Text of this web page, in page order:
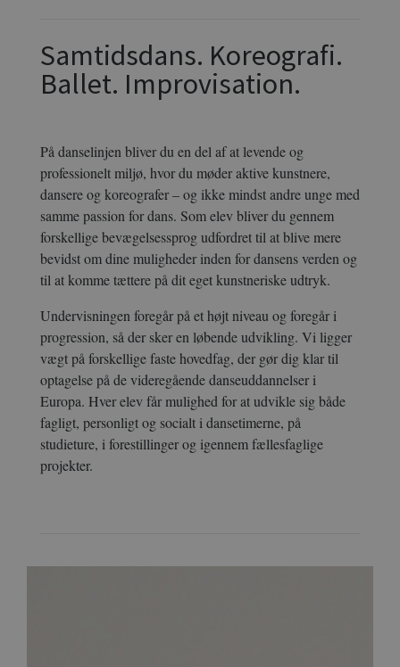
Samtidsdans. Koreografi.
Ballet. Improvisation.
På danselinjen bliver du en del af at levende og
professionelt miljø, hvor du møder aktive kunstnere,
dansere og koreografer – og ikke mindst andre unge med
samme passion for dans. Som elev bliver du gennem
forskellige bevægelsessprog udfordret til at blive mere
bevidst om dine muligheder inden for dansens verden og
til at komme tættere på dit eget kunstneriske udtryk.
Undervisningen foregår på et højt niveau og foregår i
progression, så der sker en løbende udvikling. Vi ligger
vægt på forskellige faste hovedfag, der gør dig klar til
optagelse på de videregående danseuddannelser i
Europa. Hver elev får mulighed for at udvikle sig både
fagligt, personligt og socialt i dansetimerne, på
studieture, i forestillinger og igennem fællesfaglige
projekter.